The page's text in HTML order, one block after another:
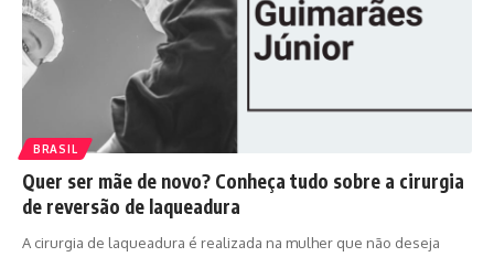
BRASIL
Quer ser mãe de novo? Conheça tudo sobre a cirurgia
de reversão de laqueadura
A cirurgia de laqueadura é realizada na mulher que não deseja